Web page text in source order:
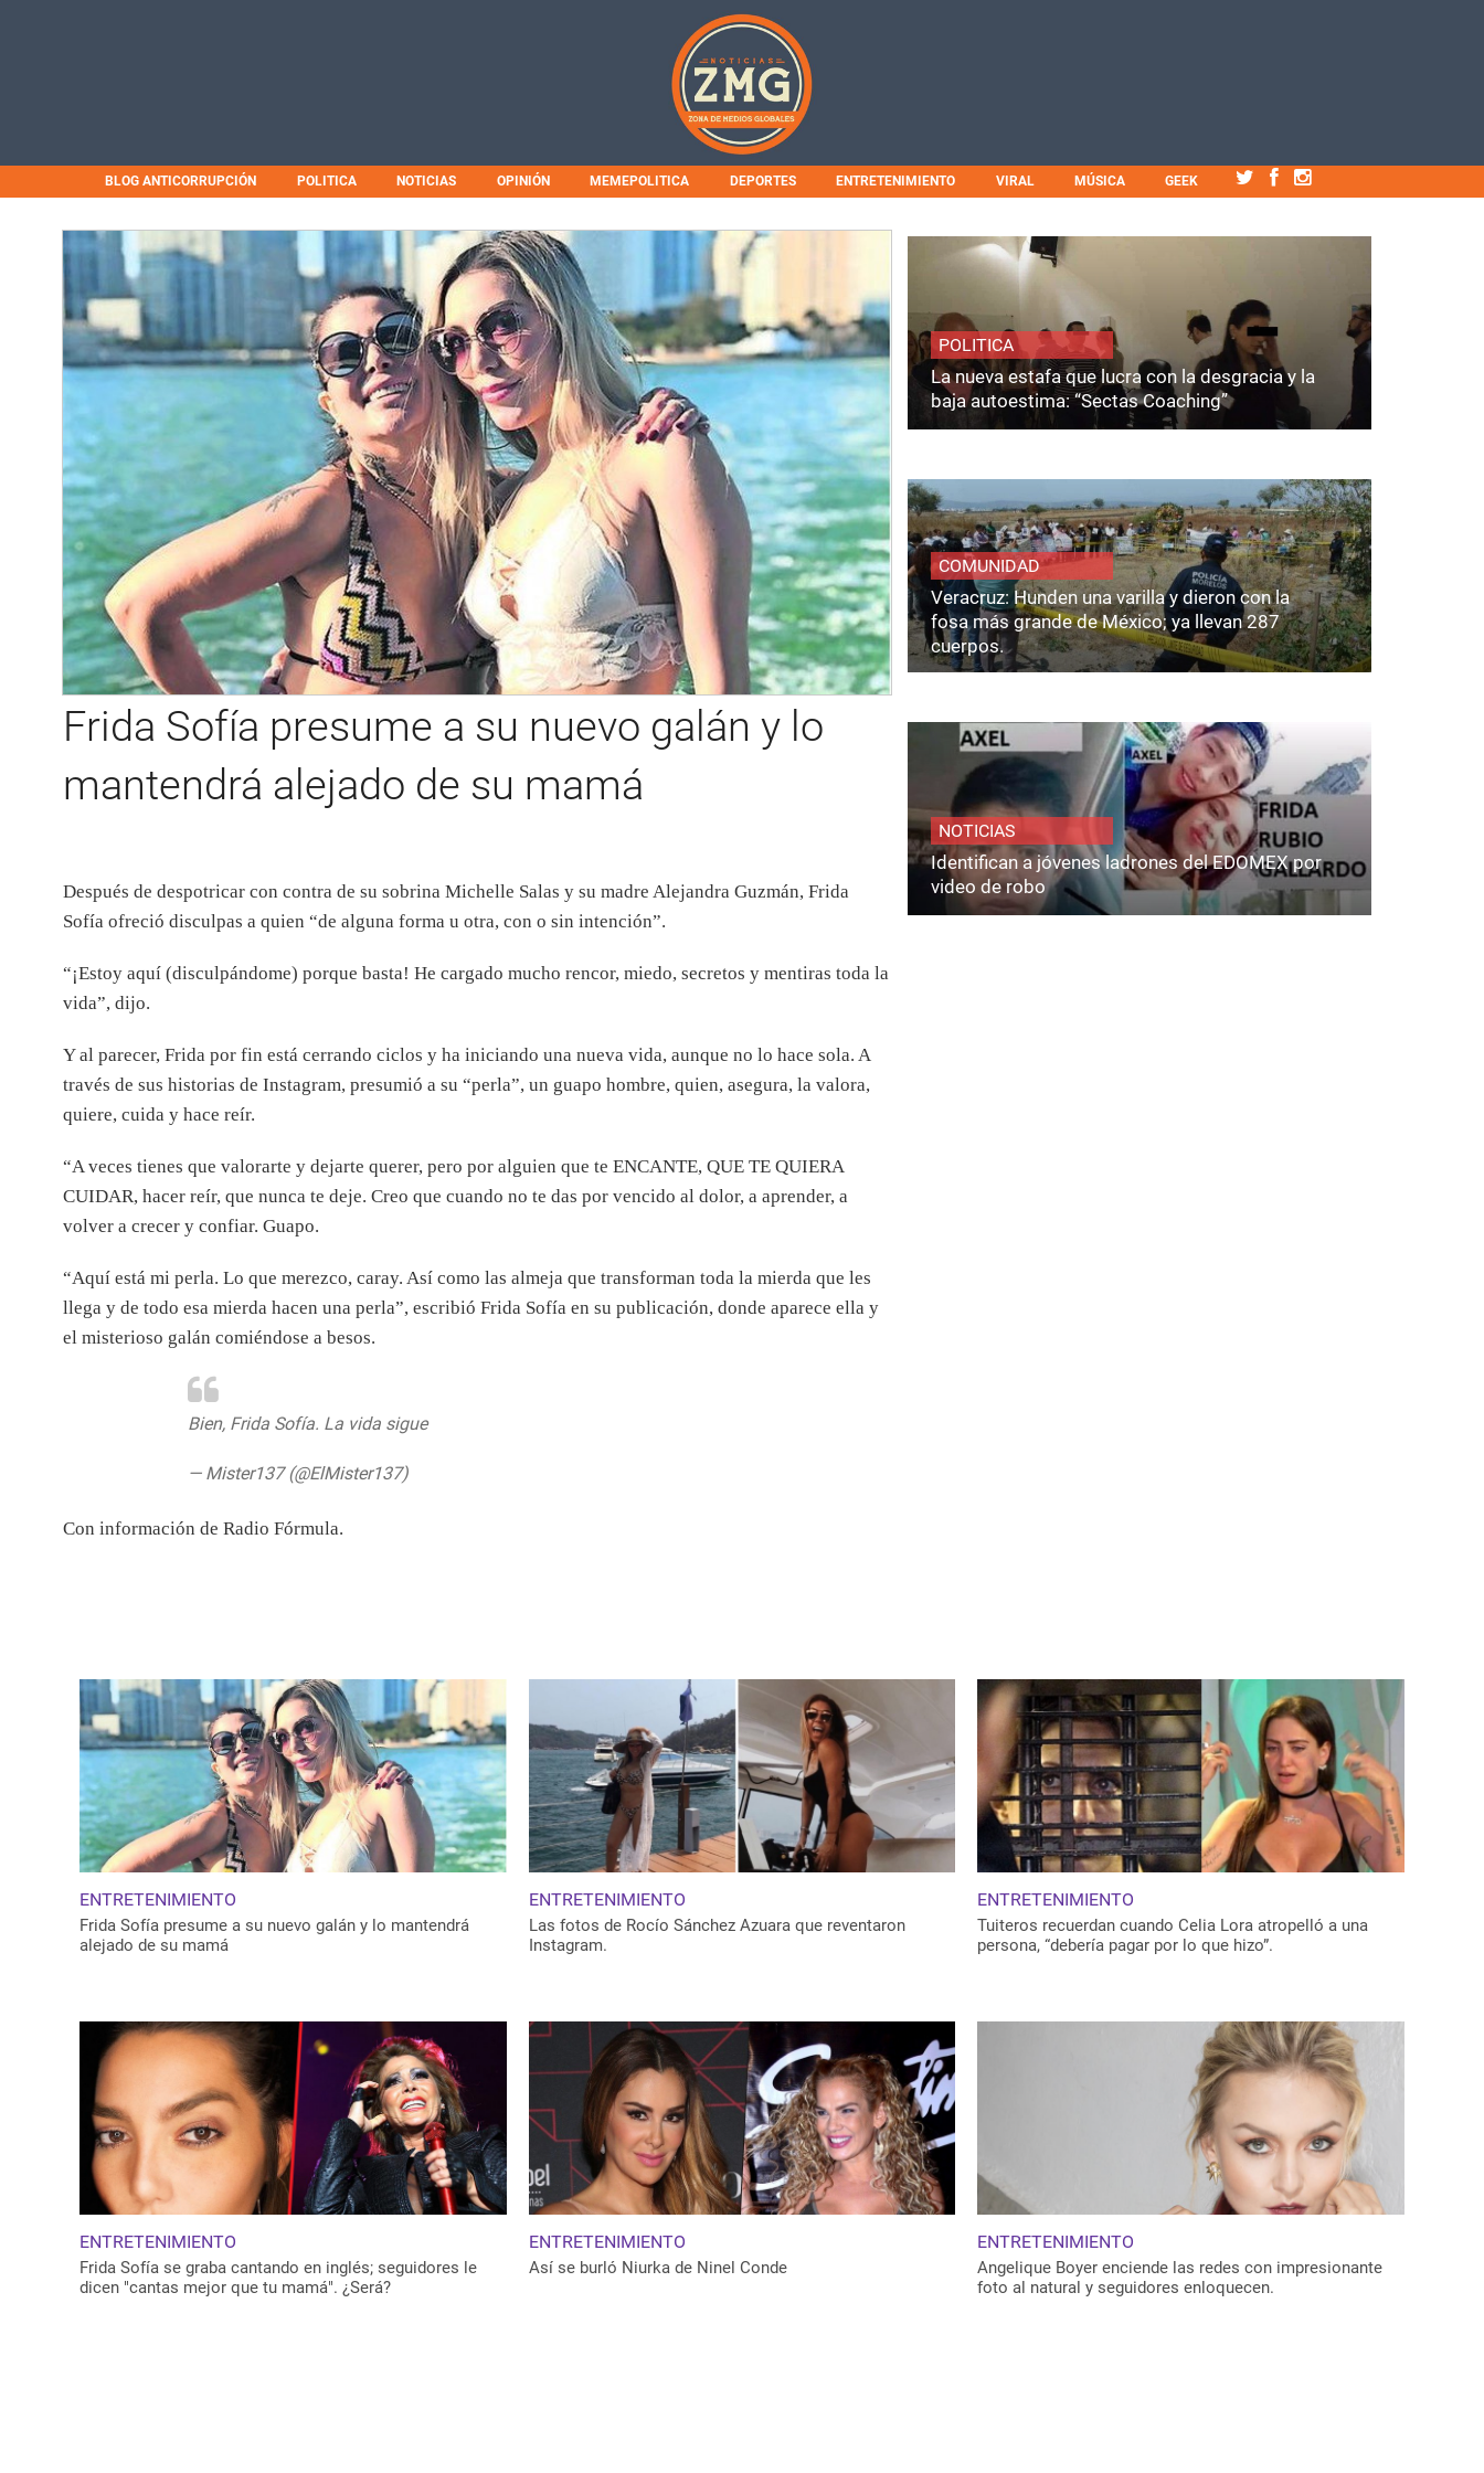
BLOG ANTICORRUPCIÓN POLITICA NOTICIAS OPINIÓN MEMEPOLITICA DEPORTES ENTRETENIMIENTO VIRAL MÚSICA GEEK
Frida Sofía presume a su nuevo galán y lo
mantendrá alejado de su mamá
Después de despotricar con contra de su sobrina Michelle Salas y su madre Alejandra Guzmán, Frida
Sofía ofreció disculpas a quien “de alguna forma u otra, con o sin intención”.
“¡Estoy aquí (disculpándome) porque basta! He cargado mucho rencor, miedo, secretos y mentiras toda la
vida”, dijo.
Y al parecer, Frida por fin está cerrando ciclos y ha iniciando una nueva vida, aunque no lo hace sola. A
través de sus historias de Instagram, presumió a su “perla”, un guapo hombre, quien, asegura, la valora,
quiere, cuida y hace reír.
“A veces tienes que valorarte y dejarte querer, pero por alguien que te ENCANTE, QUE TE QUIERA
CUIDAR, hacer reír, que nunca te deje. Creo que cuando no te das por vencido al dolor, a aprender, a
volver a crecer y confiar. Guapo.
“Aquí está mi perla. Lo que merezco, caray. Así como las almeja que transforman toda la mierda que les
llega y de todo esa mierda hacen una perla”, escribió Frida Sofía en su publicación, donde aparece ella y
el misterioso galán comiéndose a besos.
Bien, Frida Sofía. La vida sigue
— Mister137 (@ElMister137)
Con información de Radio Fórmula.
POLITICA
La nueva estafa que lucra con la desgracia y la
baja autoestima: “Sectas Coaching”
COMUNIDAD
Veracruz: Hunden una varilla y dieron con la
fosa más grande de México; ya llevan 287
cuerpos.
NOTICIAS
Identifican a jóvenes ladrones del EDOMEX por
video de robo
ENTRETENIMIENTO
Frida Sofía presume a su nuevo galán y lo mantendrá
alejado de su mamá
ENTRETENIMIENTO
Las fotos de Rocío Sánchez Azuara que reventaron
Instagram.
ENTRETENIMIENTO
Tuiteros recuerdan cuando Celia Lora atropelló a una
persona, “debería pagar por lo que hizo”.
ENTRETENIMIENTO
Frida Sofía se graba cantando en inglés; seguidores le
dicen "cantas mejor que tu mamá". ¿Será?
ENTRETENIMIENTO
Así se burló Niurka de Ninel Conde
ENTRETENIMIENTO
Angelique Boyer enciende las redes con impresionante
foto al natural y seguidores enloquecen.